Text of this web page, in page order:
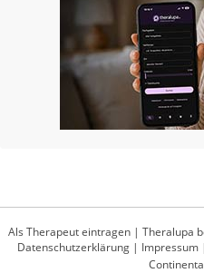
Als Therapeut eintragen | Theralupa
Datenschutzerklärung| Impressum|